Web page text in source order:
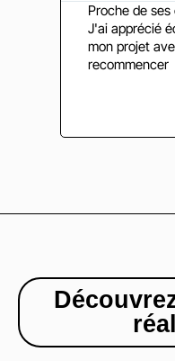
Proche de
J'ai apprécié
mon projet
recommencer